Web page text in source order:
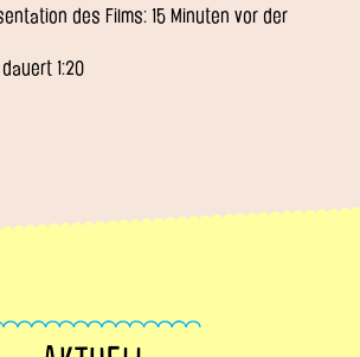
des Films: 15 Minuten vor der
1:20